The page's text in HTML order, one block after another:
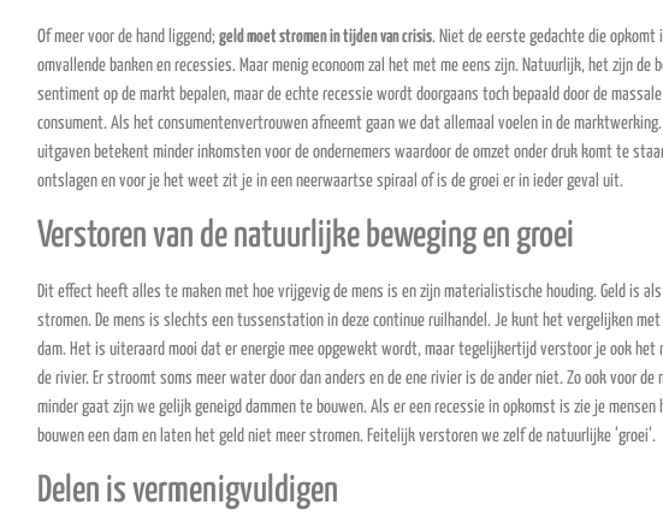
Of meer voor de hand liggend;geld moet stromen in tijden van crisis. Niet de eerste gedachte die opkomt
omvallende banken en recessies. Maar menig econoom zal het met me eens zijn. Natuurlijk, het zijn de
sentiment op de markt bepalen, maar de echte recessie wordt doorgaans toch bepaald door de
consument. Als het consumentenvertrouwen afneemt gaan we dat allemaal voelen in de
uitgaven betekent minder inkomsten voor de ondernemers waardoor de omzet onder druk komt te
ontslagen en voor je het weet zit je in een neerwaartse spiraal of is de groei er in ieder geval uit.
Verstoren van de natuurlijke beweging en groei
Dit effect heeft alles te maken met hoe vrijgevig de mens is en zijn materialistische houding. Geld is
stromen. De mens is slechts een tussenstation in deze continue ruilhandel. Je kunt het vergelijken
dam. Het is uiteraard mooi dat er energie mee opgewekt wordt, maar tegelijkertijd verstoor je ook
de rivier. Er stroomt soms meer water door dan anders en de ene rivier is de ander niet. Zo ook voor
minder gaat zijn we gelijk geneigd dammen te bouwen. Als er een recessie in opkomst is zie je mensen
bouwen een dam en laten het geld niet meer stromen. Feitelijk verstoren we zelf de natuurlijke ‘groei‘.
Delen is vermenigvuldigen